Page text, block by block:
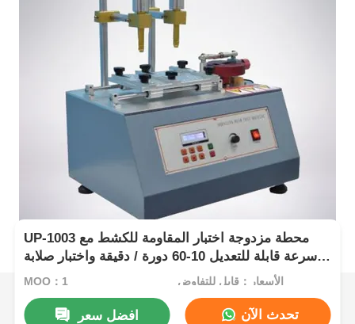
UP-1003 محطة مزدوجة اختبار المقاومة للكشط مع
سرعة قابلة للتعديل 10-60 دورة / دقيقة واختبار صلابة
قلم الرصاص القطني متعدد الوظائف
MOQ：1 الأسعار：قابل للتفاوض
افضل سعر تحدث الآن